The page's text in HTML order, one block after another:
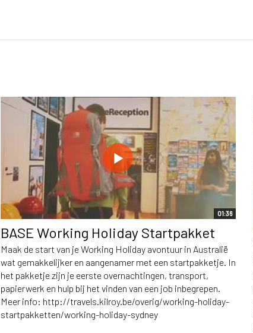
01:36
BASE Working Holiday Startpakket
Maak de start van je Working Holiday avontuur in Australië
wat gemakkelijker en aangenamer met een startpakketje. In
het pakketje zijn je eerste overnachtingen, transport,
papierwerk en hulp bij het vinden van een job inbegrepen.
Meer info: http://travels.kilroy.be/overig/working-holiday-
startpakketten/working-holiday-sydney